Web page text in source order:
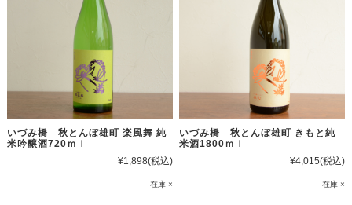
いづみ橋 秋とんぼ雄町 楽風舞 純
米吟醸酒720ｍｌ
¥1,898(税込)
在庫 ×
いづみ橋 秋とんぼ雄町 きもと純
米酒1800ｍｌ
¥4,015(税込)
在庫 ×